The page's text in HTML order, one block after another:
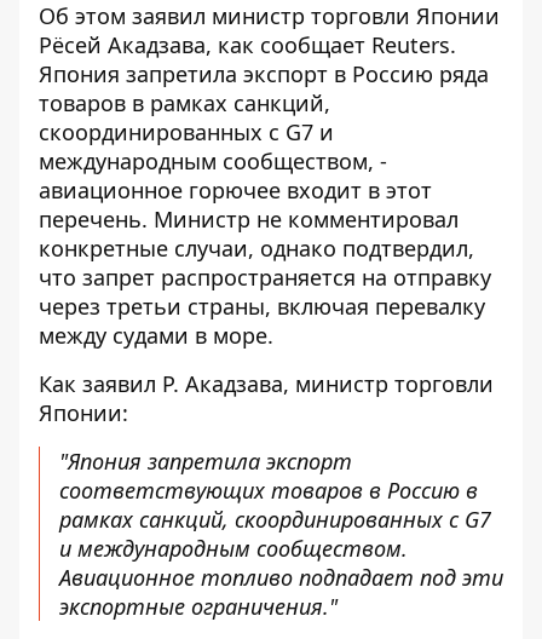
Об этом заявил министр торговли Японии
Рёсей Акадзава, как сообщает Reuters.
Япония запретила экспорт в Россию ряда
товаров в рамках санкций,
скоординированных с G7 и
международным сообществом, -
авиационное горючее входит в этот
перечень. Министр не комментировал
конкретные случаи, однако подтвердил,
что запрет распространяется на отправку
через третьи страны, включая перевалку
между судами в море.
Как заявил Р. Акадзава, министр торговли
Японии:
"Япония запретила экспорт
соответствующих товаров в Россию в
рамках санкций, скоординированных с G7
и международным сообществом.
Авиационное топливо подпадает под эти
экспортные ограничения."